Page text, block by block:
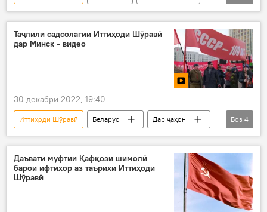
ҳунарпеша
Фарҳанг филм
Таҷлили садсолагии Иттиҳоди Шӯравӣ
дар Минск - видео
30 декабри 2022, 19:40
Иттиҳоди Шӯравӣ Беларус
Дар ҷаҳон
роҳпаймоӣ
Минск
ҳизби комунист
Видео
Боз 4
Даъвати муфтии Қафқози шимолӣ
барои ифтихор аз таърихи Иттиҳоди
Шӯравӣ